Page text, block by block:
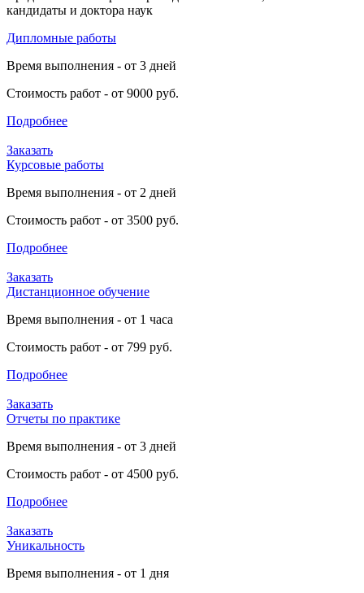
кандидаты и доктора наук
Дипломные работы
Время выполнения - от 3 дней
Стоимость работ - от 9000 руб.
Подробнее
Заказать
Курсовые работы
Время выполнения - от 2 дней
Стоимость работ - от 3500 руб.
Подробнее
Заказать
Дистанционное обучение
Время выполнения - от 1 часа
Стоимость работ - от 799 руб.
Подробнее
Заказать
Отчеты по практике
Время выполнения - от 3 дней
Стоимость работ - от 4500 руб.
Подробнее
Заказать
Уникальность
Время выполнения - от 1 дня